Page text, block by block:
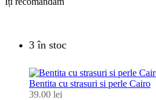
3 în stoc
Bentita cu strasuri si perle Cairo
39.00 lei